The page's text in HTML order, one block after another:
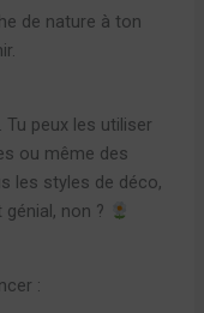
de nature à ton
peux les utiliser
ou même des
les styles de déco,
non ?
: